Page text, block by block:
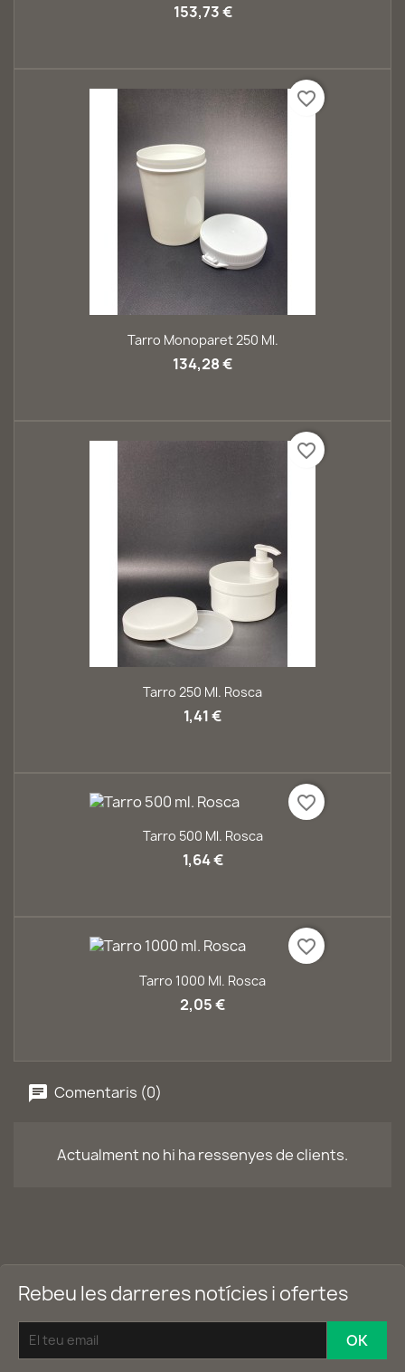
153,73 €
Tarro Monoparet 250 Ml.
134,28 €
favorite_border
Tarro 250 Ml. Rosca
1,41 €
favorite_border
Tarro 500 Ml. Rosca
1,64 €
favorite_border
Tarro 1000 Ml. Rosca
2,05 €
favorite_border
Comentaris (0)
Actualment no hi ha ressenyes de clients.
Rebeu les darreres notícies i ofertes